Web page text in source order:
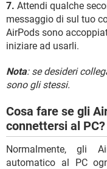
7. Attendi qualche
messaggio di sul tuo
AirPods sono
iniziare ad usarli.
Nota: se desideri
sono gli stessi.
Cosa fare se gli
connettersi al PC?
Normalmente, gli
automatico al PC